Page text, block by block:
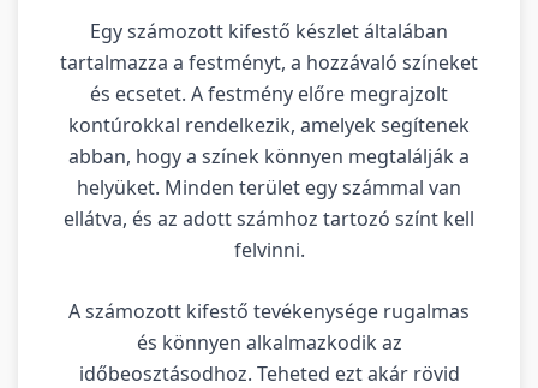
Egy számozott kifestő készlet általában
tartalmazza a festményt, a hozzávaló színeket
és ecsetet. A festmény előre megrajzolt
kontúrokkal rendelkezik, amelyek segítenek
abban, hogy a színek könnyen megtalálják a
helyüket. Minden terület egy számmal van
ellátva, és az adott számhoz tartozó színt kell
felvinni.
A számozott kifestő tevékenysége rugalmas
és könnyen alkalmazkodik az
időbeosztásodhoz. Teheted ezt akár rövid